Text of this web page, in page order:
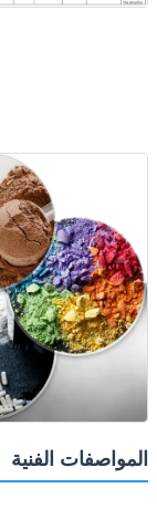
المواصفات الفنية